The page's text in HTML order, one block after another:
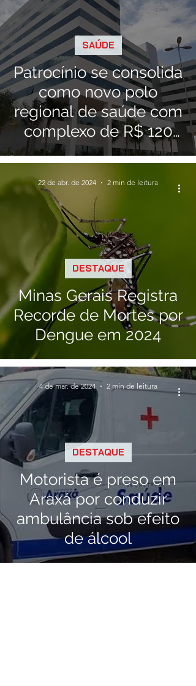
Patrocínio se consolida
como novo polo
regional de saúde com
complexo de R$ 120
milhões
SAÚDE
Minas Gerais Registra
Recorde de Mortes por
Dengue em 2024
DESTAQUE
22 de abr. de 2024 2 min de leitura
Motorista é preso em
Araxá por conduzir
ambulância sob efeito
de álcool
DESTAQUE
4 de mar. de 2024 2 min de leitura